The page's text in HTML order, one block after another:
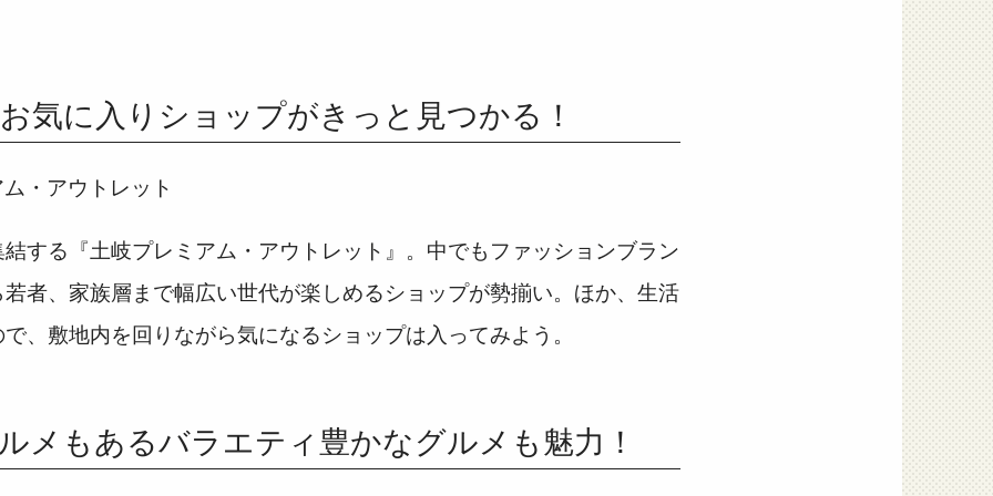
気に入りショップがきっと見つかる！
する『土岐プレミアム・アウトレット』。中でもファッションブラン
者、家族層まで幅広い世代が楽しめるショップが勢揃い。ほか、生活
、敷地内を回りながら気になるショップは入ってみよう。
メもあるバラエティ豊かなグルメも魅力！